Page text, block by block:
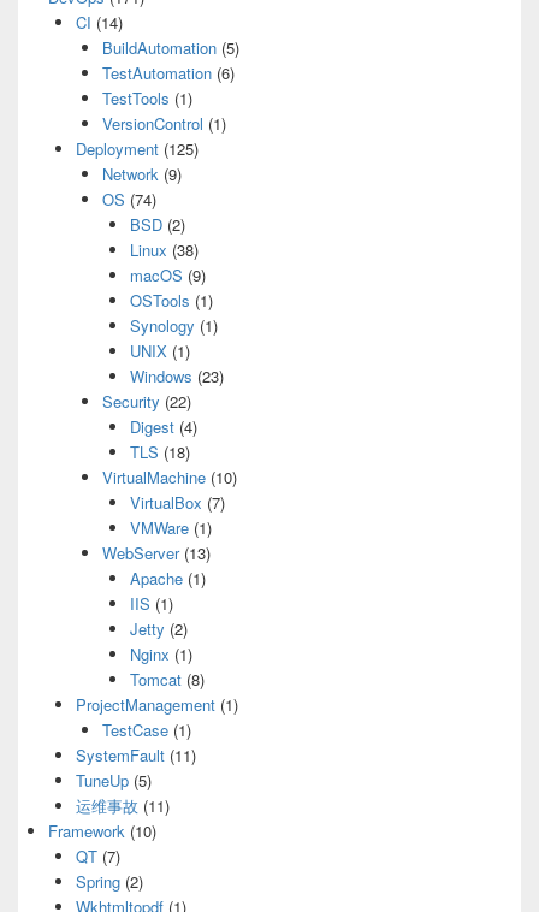
CI (14)
BuildAutomation (5)
TestAutomation (6)
TestTools (1)
VersionControl (1)
Deployment(125)
Network (9)
OS (74)
BSD(2)
Linux (38)
macOS (9)
OSTools (1)
Synology (1)
UNIX(1)
Windows (23)
Security (22)
Digest(4)
TLS (18)
VirtualMachine (10)
VirtualBox (7)
VMWare(1)
WebServer(13)
Apache(1)
IIS (1)
Jetty (2)
Nginx (1)
Tomcat(8)
ProjectManagement(1)
TestCase (1)
SystemFault(11)
TuneUp(5)
运维事故 (11)
Framework (10)
QT(7)
Spring(2)
Wkhtmltopdf(1)